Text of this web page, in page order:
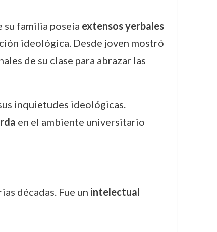
su familia poseía extensos yerbales
ideológica. Desde joven mostró
de su clase para abrazar las
inquietudes ideológicas.
en el ambiente universitario
décadas. Fue un intelectual